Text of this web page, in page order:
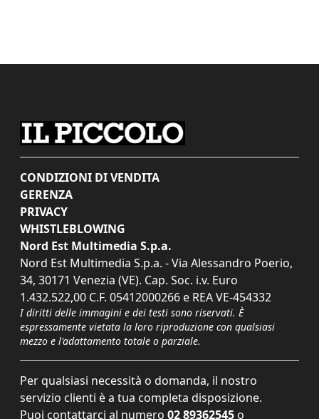
CONDIZIONI DI VENDITA
GERENZA
PRIVACY
WHISTLEBLOWING
Nord Est Multimedia S.p.a.
Nord Est Multimedia S.p.a. - Via Alessandro Poerio,
34, 30171 Venezia (VE). Cap. Soc. i.v. Euro
1.432.522,00 C.F. 05412000266 e REA VE-454332
I diritti delle immagini e dei testi sono riservati. È
espressamente vietata la loro riproduzione con qualsiasi
mezzo e l'adattamento totale o parziale.
Per qualsiasi necessità o domanda, il nostro
servizio clienti è a tua completa disposizione.
Puoi contattarci al numero 02 89362545 o